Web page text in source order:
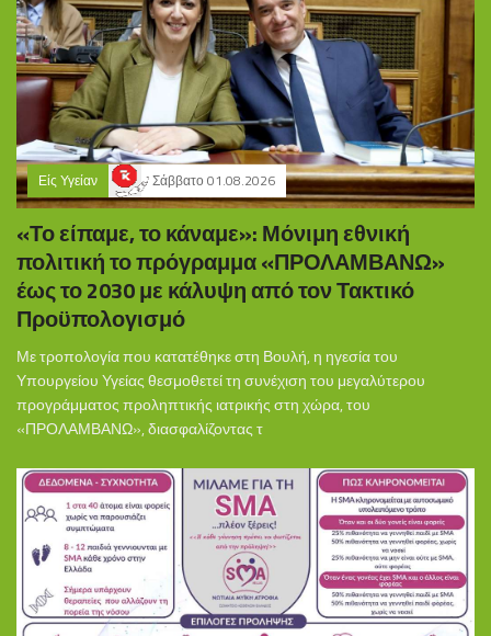
Είς Υγείαν Σάββατο 01.08.2026
«Το είπαμε, το κάναμε»: Μόνιμη εθνική
πολιτική το πρόγραμμα «ΠΡΟΛΑΜΒΑΝΩ»
έως το 2030 με κάλυψη από τον Τακτικό
Προϋπολογισμό
Με τροπολογία που κατατέθηκε στη Βουλή, η ηγεσία του
Υπουργείου Υγείας θεσμοθετεί τη συνέχιση του μεγαλύτερου
προγράμματος προληπτικής ιατρικής στη χώρα, του
«ΠΡΟΛΑΜΒΑΝΩ», διασφαλίζοντας τ